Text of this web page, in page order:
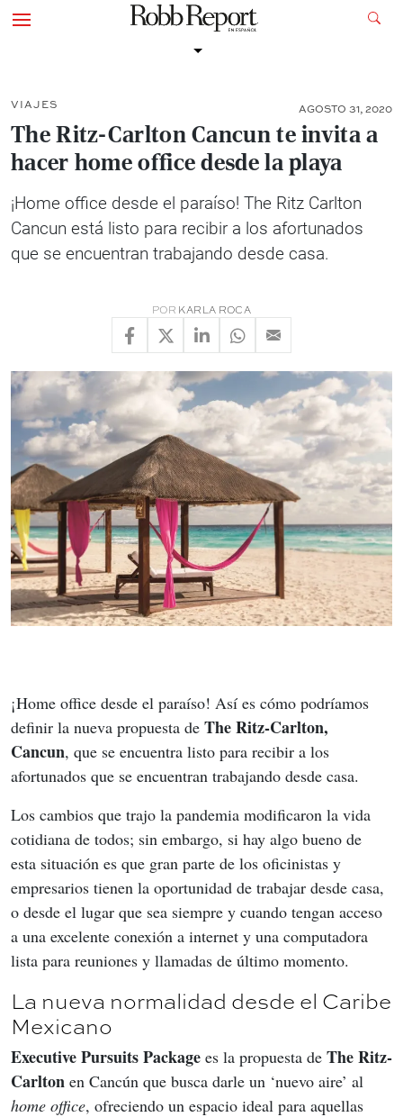
VIAJES AGOSTO 31, 2020
The Ritz-Carlton Cancun te invita a
hacer home office desde la playa
¡Home office desde el paraíso! The Ritz Carlton
Cancun está listo para recibir a los afortunados
que se encuentran trabajando desde casa.
POR KARLA ROCA
¡Home office desde el paraíso! Así es cómo podríamos
definir la nueva propuesta de The Ritz-Carlton,
Cancun, que se encuentra listo para recibir a los
afortunados que se encuentran trabajando desde casa.
Los cambios que trajo la pandemia modificaron la vida
cotidiana de todos; sin embargo, si hay algo bueno de
esta situación es que gran parte de los oficinistas y
empresarios tienen la oportunidad de trabajar desde casa,
o desde el lugar que sea siempre y cuando tengan acceso
a una excelente conexión a internet y una computadora
lista para reuniones y llamadas de último momento.
La nueva normalidad desde el Caribe
Mexicano
Executive Pursuits Package es la propuesta de The Ritz-
Carlton en Cancún que busca darle un ‘nuevo aire’ al
home office, ofreciendo un espacio ideal para aquellas